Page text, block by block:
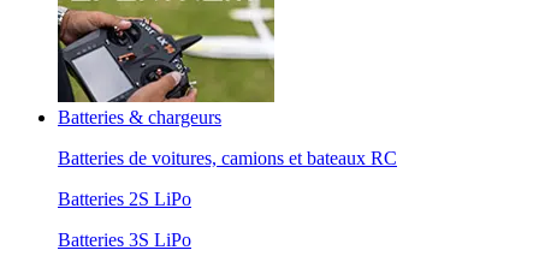
Batteries & chargeurs
Batteries de voitures, camions et bateaux RC
Batteries 2S LiPo
Batteries 3S LiPo